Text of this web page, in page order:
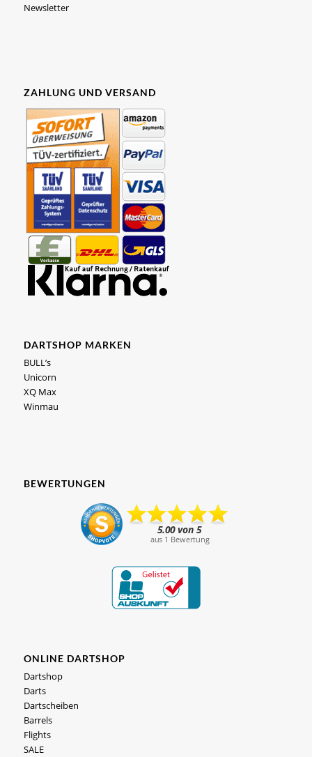
Newsletter
ZAHLUNG UND VERSAND
DARTSHOP MARKEN
BULL’s
Unicorn
XQ Max
Winmau
BEWERTUNGEN
ONLINE DARTSHOP
Dartshop
Darts
Dartscheiben
Barrels
Flights
SALE